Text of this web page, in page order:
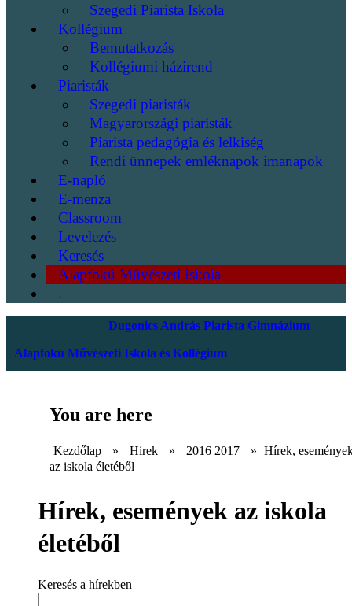
Szegedi Piarista Iskola
Kollégium
Bemutatkozás
Kollégiumi házirend
Piaristák
Szegedi piaristák
Magyarországi piaristák
Piarista pedagógia és lelkiség
Rendi ünnepek emléknapok imanapok
E-napló
E-menza
Classroom
Levelezés
Keresés
Alapfokú Művészeti Iskola
.
Dugonics András Piarista Gimnázium
Alapfokú Művészeti Iskola és Kollégium
You are here
Kezdőlap » Hirek » 2016 2017 » Hírek,
az iskola életéből
Hírek, események az iskola
életéből
Keresés a hírekben